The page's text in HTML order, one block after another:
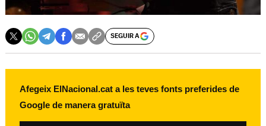
SEGUIR A
Afegeix ElNacional.cat a les teves fonts preferides de
Google de manera gratuïta